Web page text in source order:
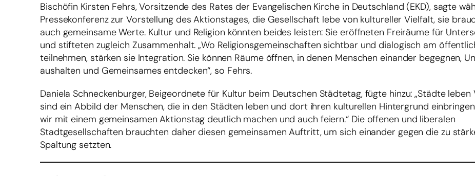
Bischöfin Kirsten Fehrs, Vorsitzende des Rates der Evangelischen Kirche in Deutschland (EKD), sagte
Pressekonferenz zur Vorstellung des Aktionstages, die Gesellschaft lebe von kultureller Vielfalt, sie
auch gemeinsame Werte. Kultur und Religion könnten beides leisten: Sie eröffneten Freiräume für
und stifteten zugleich Zusammenhalt. „Wo Religionsgemeinschaften sichtbar und dialogisch am
teilnehmen, stärken sie Integration. Sie können Räume öffnen, in denen Menschen einander begegnen,
aushalten und Gemeinsames entdecken“, so Fehrs.
Daniela Schneckenburger, Beigeordnete für Kultur beim Deutschen Städtetag, fügte hinzu: „Städte leben
sind ein Abbild der Menschen, die in den Städten leben und dort ihren kulturellen Hintergrund
wir mit einem gemeinsamen Aktionstag deutlich machen und auch feiern.“ Die offenen und liberalen
Stadtgesellschaften brauchten daher diesen gemeinsamen Auftritt, um sich einander gegen die zu
Spaltung setzten.